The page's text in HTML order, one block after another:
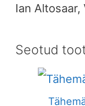
Ian
Seotud